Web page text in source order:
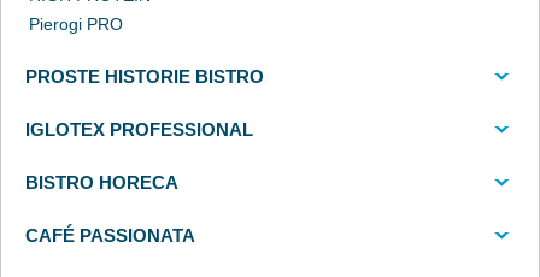
Pierogi PRO
PROSTE HISTORIE BISTRO
IGLOTEX PROFESSIONAL
BISTRO HORECA
CAFÉ PASSIONATA